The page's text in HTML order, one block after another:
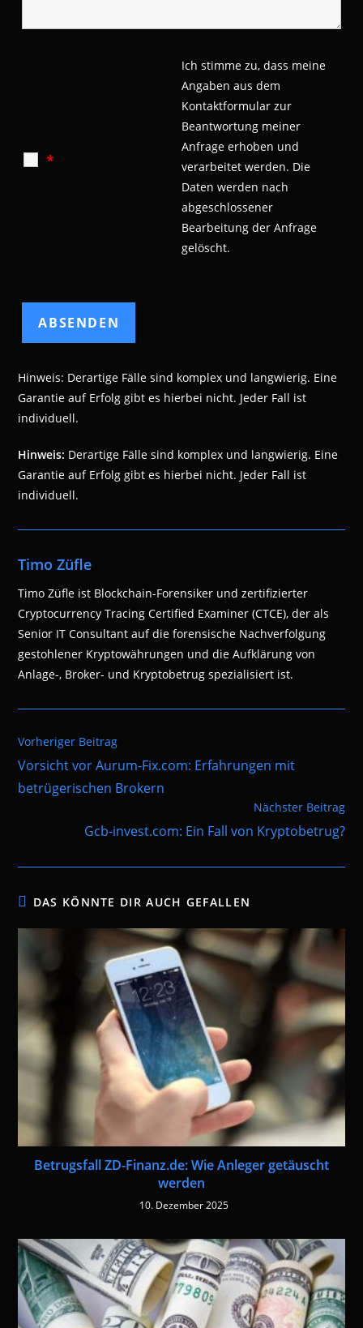
*
Ich stimme zu, dass meine
Angaben aus dem
Kontaktformular zur
Beantwortung meiner
Anfrage erhoben und
verarbeitet werden. Die
Daten werden nach
abgeschlossener
Bearbeitung der Anfrage
gelöscht.
Hinweis: Derartige Fälle sind komplex und langwierig. Eine
Garantie auf Erfolg gibt es hierbei nicht. Jeder Fall ist
individuell.
Hinweis: Derartige Fälle sind komplex und langwierig. Eine
Garantie auf Erfolg gibt es hierbei nicht. Jeder Fall ist
individuell.
Timo Züfle
Timo Züfle ist Blockchain-Forensiker und zertifizierter
Cryptocurrency Tracing Certified Examiner (CTCE), der als
Senior IT Consultant auf die forensische Nachverfolgung
gestohlener Kryptowährungen und die Aufklärung von
Anlage-, Broker- und Kryptobetrug spezialisiert ist.
Weitere
ansehen
Vorheriger Beitrag
Vorsicht vor Aurum-Fix.com: Erfahrungen mit
betrügerischen Brokern
Nächster Beitrag
Gcb-invest.com: Ein Fall von Kryptobetrug?
DAS KÖNNTE DIR AUCH GEFALLEN
Betrugsfall ZD-Finanz.de: Wie Anleger getäuscht
werden
10. Dezember 2025